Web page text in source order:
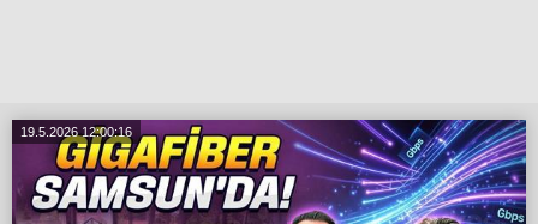
19.5.2026 12:00:16